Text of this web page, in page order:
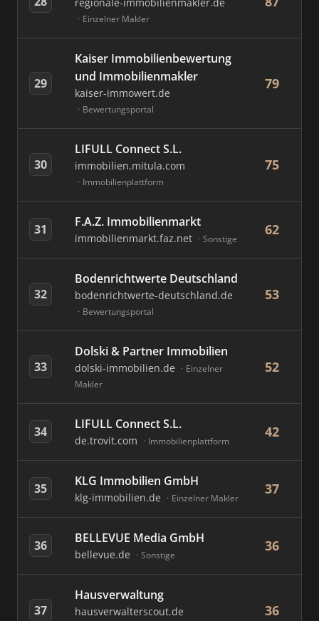
Einzelner Makler
29
Kaiser Immobilienbewertung
und Immobilienmakler
kaiser-immowert.de
Bewertungsportal
79
30
LIFULL Connect S.L.
immobilien.mitula.com
Immobilienplattform
75
31 F.A.Z. Immobilienmarkt
immobilienmarkt.faz.net Sonstige
62
32
Bodenrichtwerte Deutschland
bodenrichtwerte-deutschland.de
Bewertungsportal
53
33
Dolski & Partner Immobilien
dolski-immobilien.de
Einzelner
Makler
52
34 LIFULL Connect S.L.
de.trovit.com Immobilienplattform
42
35 KLG Immobilien GmbH
klg-immobilien.de Einzelner Makler
37
36 BELLEVUE Media GmbH
bellevue.de Sonstige
36
37
Hausverwaltung
hausverwalterscout.de 36